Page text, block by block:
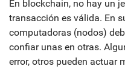
En blockchain, no hay un
transacción es válida. En
computadoras (nodos)
confiar unas en otras.
error, otros pueden actuar